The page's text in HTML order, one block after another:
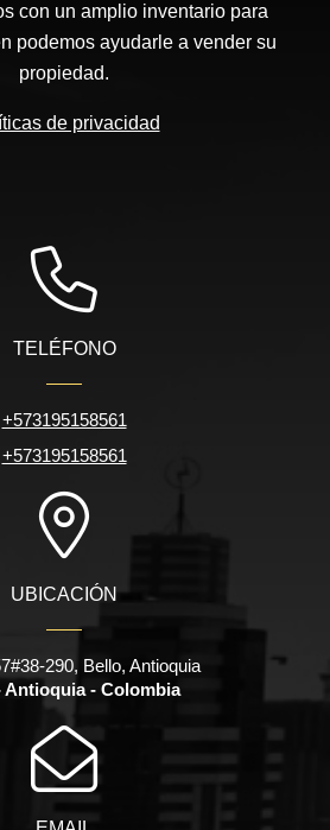
con un amplio inventario para
podemos ayudarle a vender su
propiedad.
de privacidad
TELÉFONO
+573195158561
+573195158561
UBICACIÓN
290, Bello, Antioquia
Antioquia - Colombia